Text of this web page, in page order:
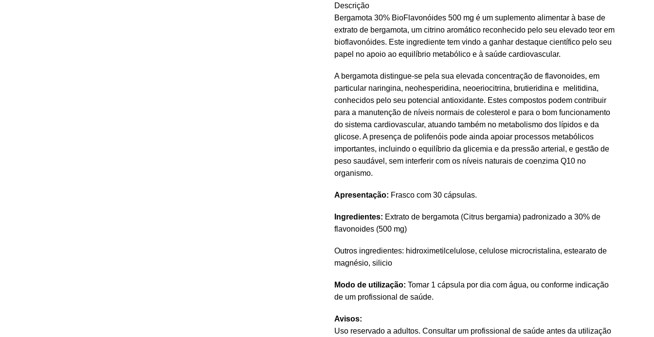
Descrição
Bergamota 30% BioFlavonóides 500 mg é um suplemento alimentar à base de
extrato de bergamota, um citrino aromático reconhecido pelo seu elevado teor em
bioflavonóides. Este ingrediente tem vindo a ganhar destaque científico pelo seu
papel no apoio ao equilíbrio metabólico e à saúde cardiovascular.
A bergamota distingue-se pela sua elevada concentração de flavonoides, em
particular naringina, neohesperidina, neoeriocitrina, brutieridina e melitidina,
conhecidos pelo seu potencial antioxidante. Estes compostos podem contribuir
para a manutenção de níveis normais de colesterol e para o bom funcionamento
do sistema cardiovascular, atuando também no metabolismo dos lípidos e da
glicose. A presença de polifenóis pode ainda apoiar processos metabólicos
importantes, incluindo o equilíbrio da glicemia e da pressão arterial, e gestão de
peso saudável, sem interferir com os níveis naturais de coenzima Q10 no
organismo.
Apresentação: Frasco com 30 cápsulas.
Ingredientes: Extrato de bergamota (Citrus bergamia) padronizado a 30% de
flavonoides (500 mg)
Outros ingredientes: hidroximetilcelulose, celulose microcristalina, estearato de
magnésio, silicio
Modo de utilização: Tomar 1 cápsula por dia com água, ou conforme indicação
de um profissional de saúde.
Avisos:
Uso reservado a adultos. Consultar um profissional de saúde antes da utilização